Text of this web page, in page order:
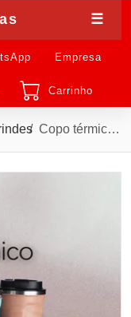
☰
Empresa
Carrinho
Copo térmico 500 ML de inox Com parede dupla X14724